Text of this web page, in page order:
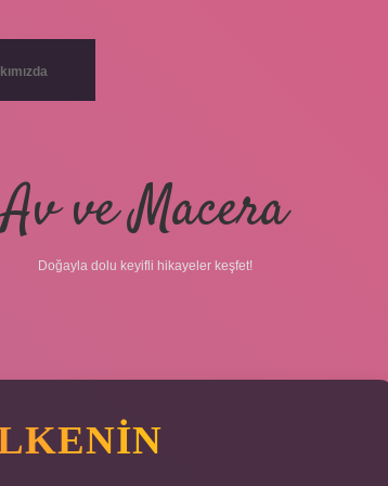
Av ve Macera
Doğayla dolu keyifli hikayeler keşfet!